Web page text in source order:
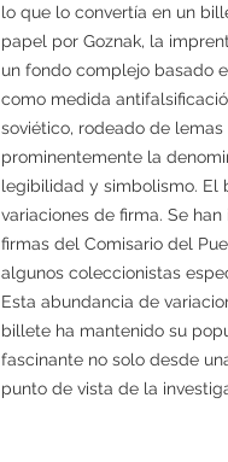
lo que lo convertía en un
papel por Goznak, la
un fondo complejo basado
como medida
soviético, rodeado de
prominentemente la
legibilidad y simbolismo. El
variaciones de firma. Se
firmas del Comisario del
algunos coleccionistas
Esta abundancia de
billete ha mantenido su
fascinante no solo desde
punto de vista de la